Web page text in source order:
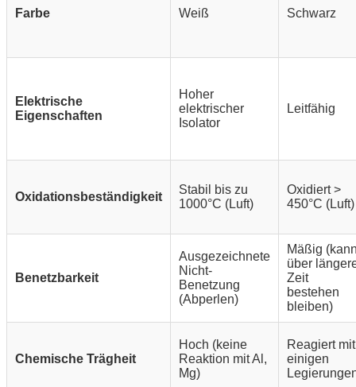
Farbe Weiß Schwarz
Elektrische
Eigenschaften
Hoher
elektrischer
Isolator
Leitfähig
Oxidationsbeständigkeit
Stabil bis zu
1000°C (Luft)
Oxidiert >
450°C (Luft)
Benetzbarkeit
Ausgezeichnete
Nicht-
Benetzung
(Abperlen)
Mäßig
über
Zeit
bestehen
bleiben)
Chemische Trägheit
Hoch (keine
Reaktion mit Al,
Mg)
Reagiert mit
einigen